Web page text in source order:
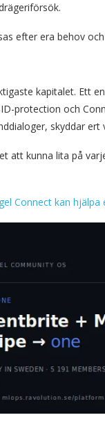
efter era behov och
kapitalet. Ett
protection och
skyddar
att kunna lita på
Connect kan hjälpa